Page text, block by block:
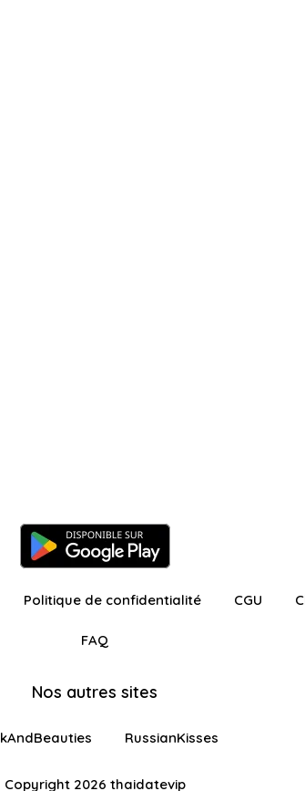
Politique de confidentialité CGU
FAQ
Nos autres sites
RussianKisses
Copyright 2026 thaidatevip